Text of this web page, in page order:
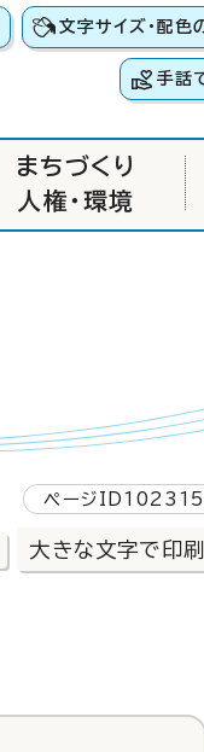
文字サイズ・配色
手話
まちづくり
人権・環境
ページ
大きな文字で印刷